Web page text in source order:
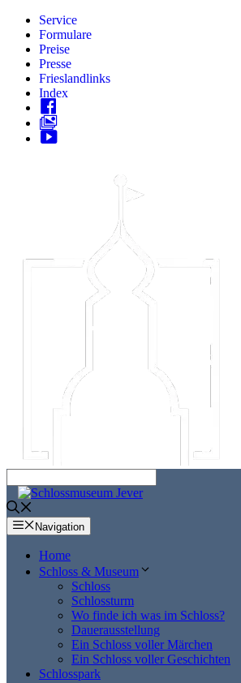
Zum
Inhalt
springen
Service
Formulare
Preise
Presse
Frieslandlinks
Index
Navigation
Home
Schloss & Museum
Schloss
Schlossturm
Wo finde ich was im Schloss?
Dauerausstellung
Ein Schloss voller Märchen
Ein Schloss voller Geschichten
Schlosspark